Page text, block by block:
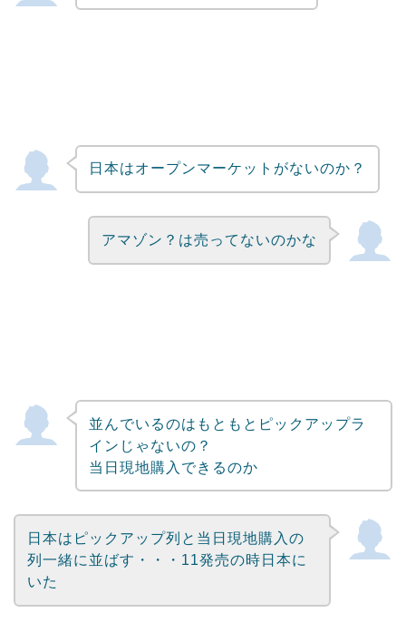
日本はオープンマーケットがないのか？
アマゾン？は売ってないのかな
並んでいるのはもともとピックアップラ
インじゃないの？
当日現地購入できるのか
日本はピックアップ列と当日現地購入の
列一緒に並ばす・・・11発売の時日本に
いた